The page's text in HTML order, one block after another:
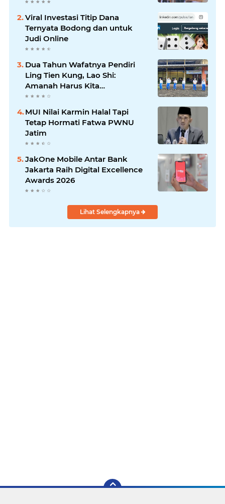
Viral Investasi Titip Dana
Ternyata Bodong dan untuk
Judi Online
Dua Tahun Wafatnya Pendiri
Ling Tien Kung, Lao Shi:
Amanah Harus Kita
Laksanakan!
MUI Nilai Karmin Halal Tapi
Tetap Hormati Fatwa PWNU
Jatim
JakOne Mobile Antar Bank
Jakarta Raih Digital Excellence
Awards 2026
Lihat Selengkapnya